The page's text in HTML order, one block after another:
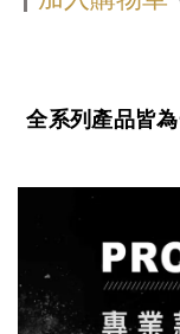
全系列產品皆